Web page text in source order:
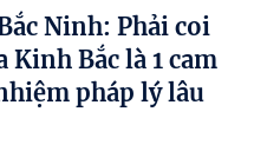
Ninh: Phải coi
Kinh Bắc là 1 cam
pháp lý lâu